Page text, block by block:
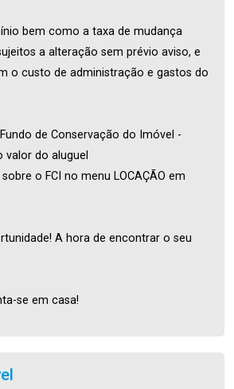
bem como a taxa de mudança
a alteração sem prévio aviso, e
o custo de administração e gastos do
de Conservação do Imóvel -
valor do aluguel
o FCI no menu LOCAÇÃO em
A hora de encontrar o seu
se em casa!